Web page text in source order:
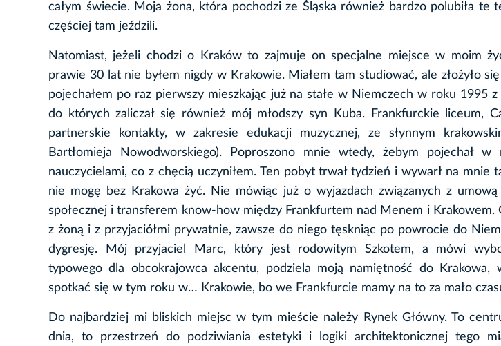
całym świecie. Moja żona, która pochodzi ze Śląska również bardzo polubiła
częściej tam jeździli.
Natomiast, jeżeli chodzi o Kraków to zajmuje on specjalne miejsce w moim
prawie 30 lat nie byłem nigdy w Krakowie. Miałem tam studiować, ale złożyło
pojechałem po raz pierwszy mieszkając już na stałe w Niemczech w roku 1995
do których zaliczał się również mój młodszy syn Kuba. Frankfurckie liceum,
partnerskie kontakty, w zakresie edukacji muzycznej, ze słynnym
Bartłomieja Nowodworskiego). Poproszono mnie wtedy, żebym pojechał
nauczycielami, co z chęcią uczyniłem. Ten pobyt trwał tydzień i wywarł na mnie
nie mogę bez Krakowa żyć. Nie mówiąc już o wyjazdach związanych z
społecznej i transferem know-how między Frankfurtem nad Menem i Krakowem.
z żoną i z przyjaciółmi prywatnie, zawsze do niego tęskniąc po powrocie do
dygresję. Mój przyjaciel Marc, który jest rodowitym Szkotem, a mówi
typowego dla obcokrajowca akcentu, podziela moją namiętność do Krakowa,
spotkać się w tym roku w… Krakowie, bo we Frankfurcie mamy na to za mało
Do najbardziej mi bliskich miejsc w tym mieście należy Rynek Główny. To
dnia, to przestrzeń do podziwiania estetyki i logiki architektonicznej tego